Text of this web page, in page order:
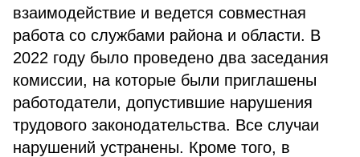
взаимодействие и ведется совместная
работа со службами района и области. В
2022 году было проведено два заседания
комиссии, на которые были приглашены
работодатели, допустившие нарушения
трудового законодательства. Все случаи
нарушений устранены. Кроме того, в